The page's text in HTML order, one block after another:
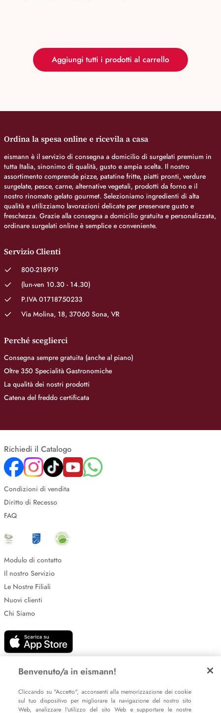
Aggiungi tutti i prodotti al carrello
Ordina la spesa online e ricevila a casa
eismann è il servizio di consegna a domicilio di surgelati premium in
tutta Italia, sinonimo di qualità, gusto e ampia scelta. Il nostro
assortimento comprende pizze, patatine fritte, piatti pronti, verdure
surgelate, pesce, carne, alternative vegetali, prodotti da forno e il
nostro rinomato gelato gourmet. Selezioniamo ingredienti di alta
qualità e utilizziamo lavorazioni delicate per preservare gusto e
freschezza. Grazie alla consegna a domicilio gratuita e personalizzata,
ordinare surgelati online è semplice e conveniente.
Servizio Clienti
800-218919
(lun-ven 10.30 - 14.30)
P.IVA 01718750233
Via Molina, 18, 37060 Sona, VR
Perché sceglierci
Consegna sempre gratuita (anche al piano)
Oltre 350 Specialità Gastronomiche
La qualità dei nostri prodotti
Catena del freddo certificata
Richiedi il Catalogo
Condizioni di vendita
Diritto di Recesso
FAQ
Modulo di contatto
Il nostro Servizio
Le Nostre Filiali
Nuovi clienti
Chi Siamo
Impostazione dei cookie
Benvenuto/a in eismann!
Cliccando su "Accetto", acconsenti alla memorizzazione dei cookie
sul tuo dispositivo per migliorare la navigazione del nostro sito
Web, analizzare l'utilizzo del sito Web e supportare le nostre